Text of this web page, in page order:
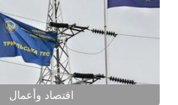
اقتصاد وأعمال